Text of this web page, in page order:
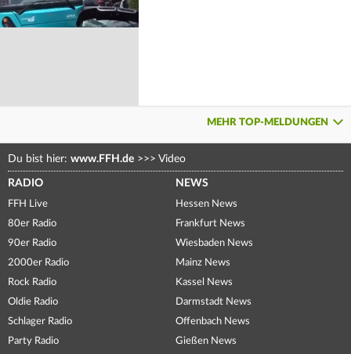
MEHR TOP-MELDUNGEN
Du bist hier: www.FFH.de >>> Video
RADIO
FFH Live
80er Radio
90er Radio
2000er Radio
Rock Radio
Oldie Radio
Schlager Radio
Party Radio
NEWS
Hessen News
Frankfurt News
Wiesbaden News
Mainz News
Kassel News
Darmstadt News
Offenbach News
Gießen News